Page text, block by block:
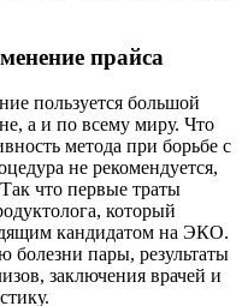
прайса
пользуется большой
а и по всему миру. Что
метода при борьбе с
не рекомендуется,
что первые траты
который
кандидатом на ЭКО.
болезни пары, результаты
заключения врачей и